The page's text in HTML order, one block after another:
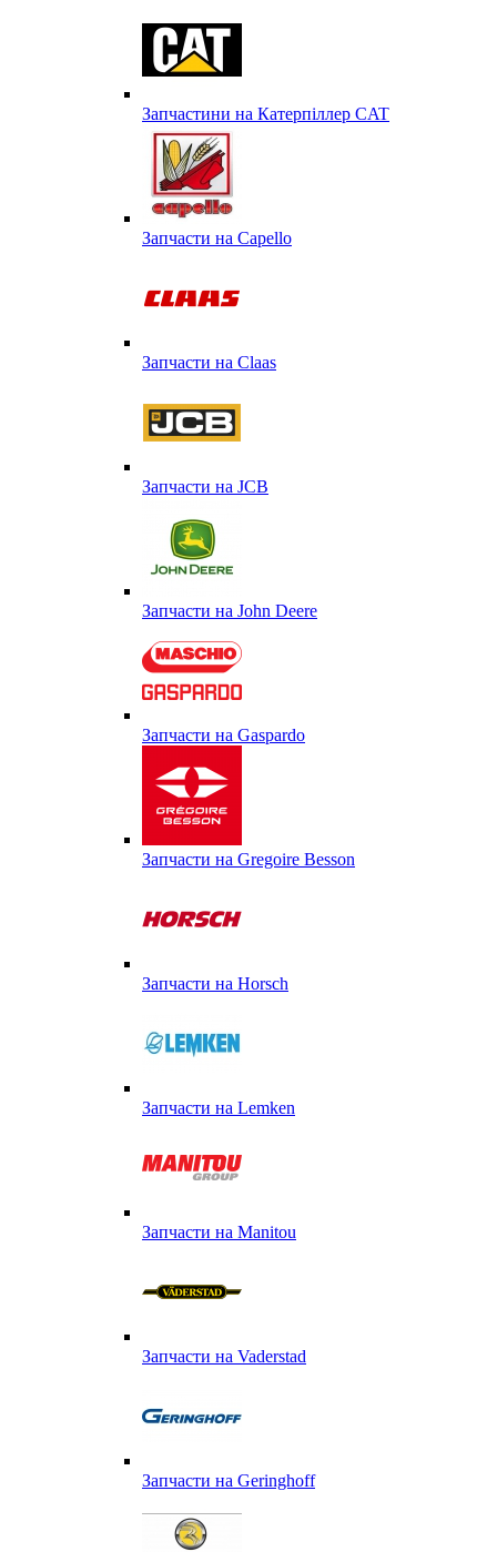
Запчастини на Катерпіллер CAT
Запчасти на Capello
Запчасти на Сlaas
Запчасти на JCB
Запчасти на John Deere
Запчасти на Gaspardo
Запчасти на Gregoire Besson
Запчасти на Horsch
Запчасти на Lemken
Запчасти на Manitou
Запчасти на Vaderstad
Запчасти на Geringhoff